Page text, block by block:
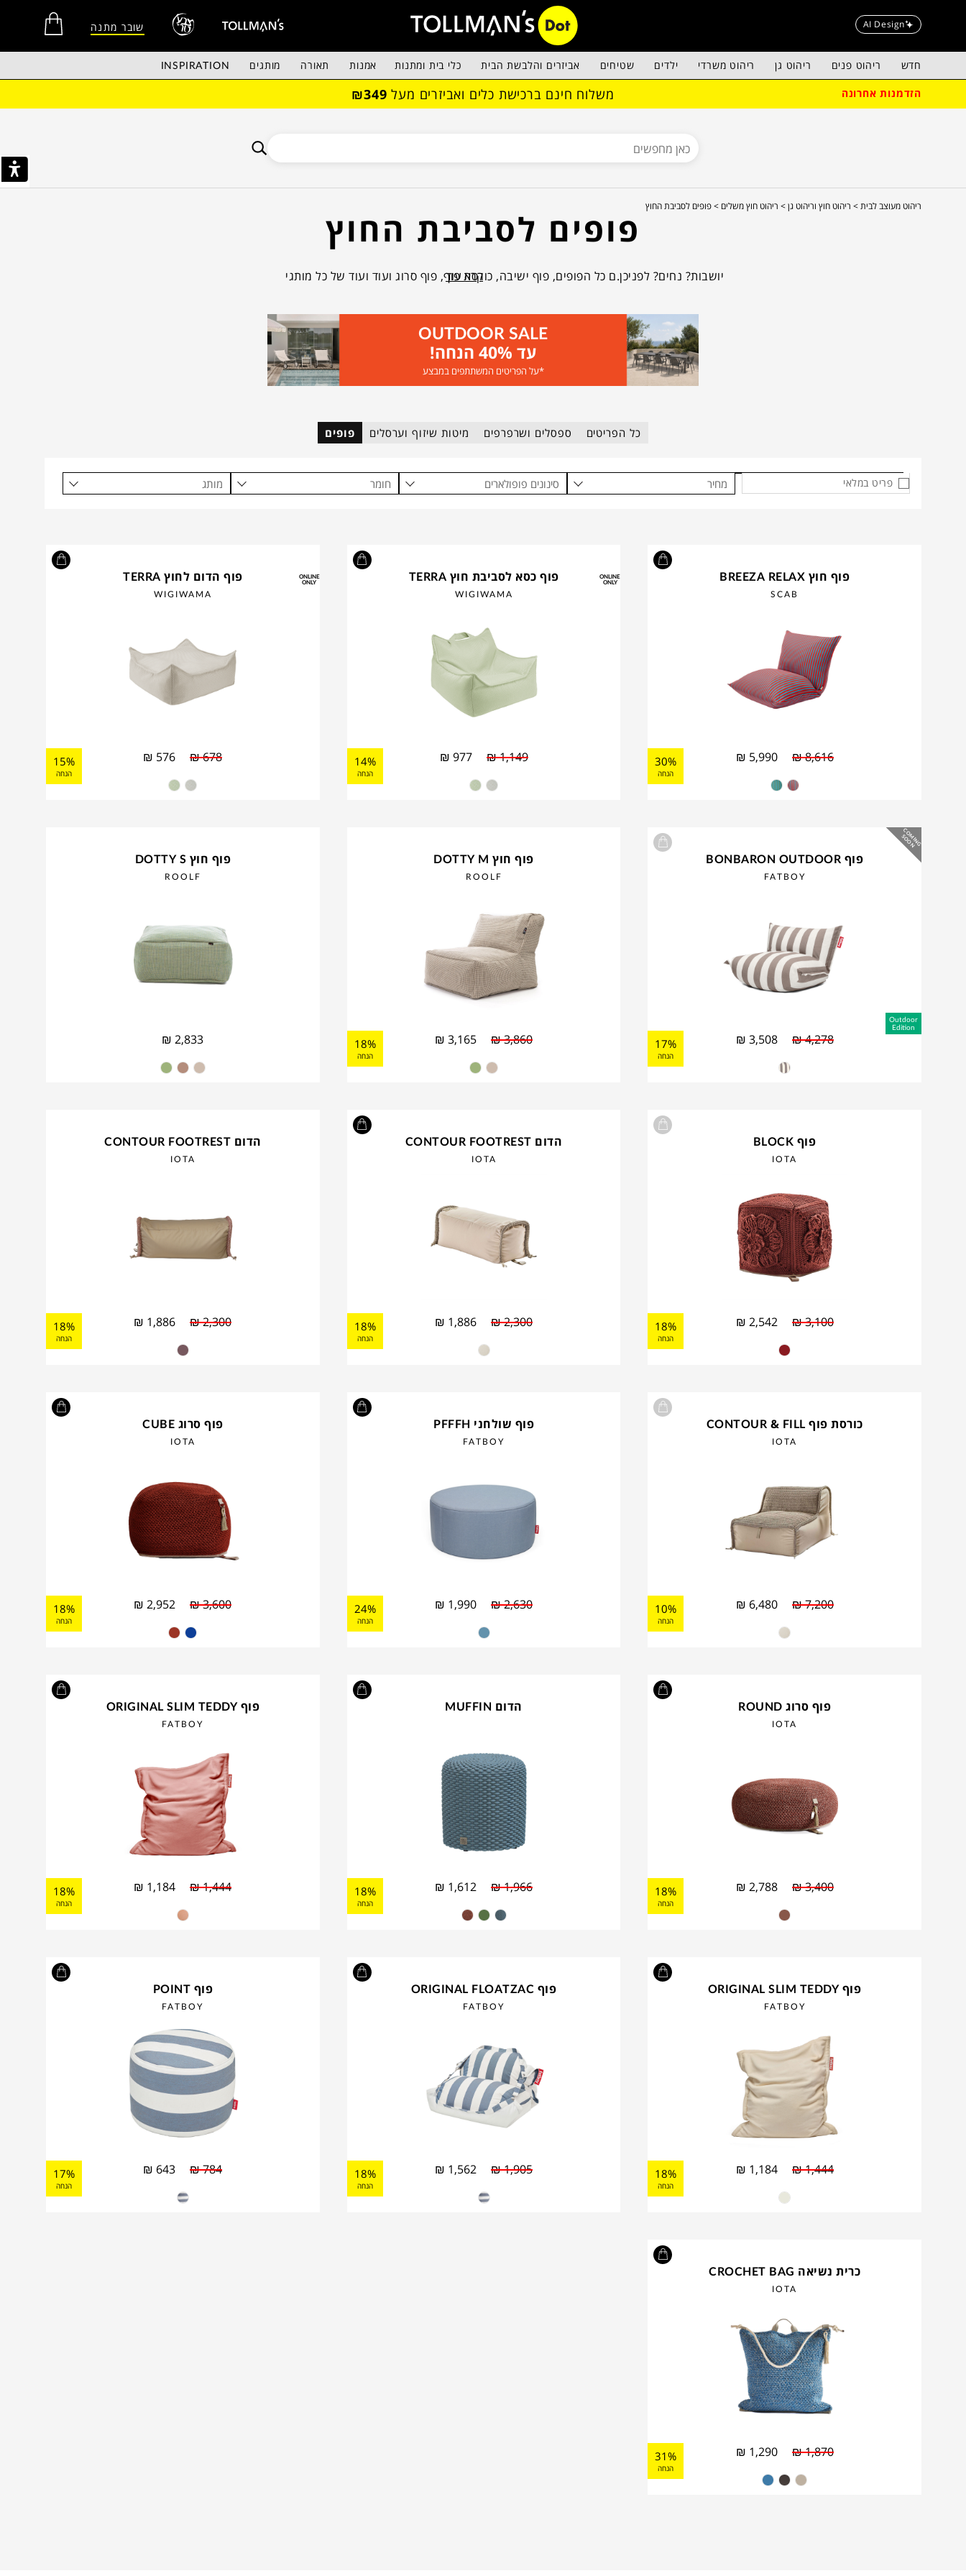
AI Design שובר מתנה
חדש ריהוט פנים ריהוט גן ריהוט משרדי ילדים שטיחים אביזרים והלבשת הבית כלי בית ומתנות אמנות תאורה מותגים INSPIRATION
הזדמנות אחרונה משלוח חינם ברכישת כלים ואביזרים מעל ₪349
ריהוט מעוצב לבית > ריהוט חוץ וריהוט גן > ריהוט חוץ משלים >פופים לסביבת החוץ
פופים לסביבת החוץ
יושבות? נחים? לפניכן.ם כל הפופים, פוף ישיבה, כורסת פוף, פוף סרוג ועוד ועוד של כל מותגי
קרא עוד
OUTDOOR SALE
עד 40% הנחה!
*על הפריטים המשתתפים במבצע
כל הפריטים ספסלים ושרפרפים מיטות שיזוף וערסלים פופים
פריט במלאי מחיר סינונים פופולארים חומר מותג
פוף חוץ BREEZA RELAX
SCAB
₪8,616
₪ 5,990
30%
הנחה
ONLINE
ONLY פוף כסא לסביבת חוץ TERRA
WIGIWAMA
₪1,149
₪ 977
14%
הנחה
ONLINE
ONLY פוף הדום לחוץ TERRA
WIGIWAMA
₪678
₪ 576
15%
הנחה
C
O
M
IN
G
S
O
O
N
פוף BONBARON OUTDOOR
FATBOY
₪4,278
₪ 3,508
Outdoor
Edition
17%
הנחה
פוף חוץ DOTTY M
ROOLF
₪3,860
₪ 3,165
18%
הנחה
פוף חוץ DOTTY S
ROOLF
₪ 2,833
פוף BLOCK
IOTA
₪3,100
₪ 2,542
18%
הנחה
הדום CONTOUR FOOTREST
IOTA
₪2,300
₪ 1,886
18%
הנחה
הדום CONTOUR FOOTREST
IOTA
₪2,300
₪ 1,886
18%
הנחה
כורסת פוף CONTOUR & FILL
IOTA
₪7,200
₪ 6,480
10%
הנחה
פוף שולחני PFFFH
FATBOY
₪2,630
₪ 1,990
24%
הנחה
פוף סרוג CUBE
IOTA
₪3,600
₪ 2,952
18%
הנחה
פוף סרוג ROUND
IOTA
₪3,400
₪ 2,788
18%
הנחה
הדום MUFFIN
₪1,966
₪ 1,612
18%
הנחה
פוף ORIGINAL SLIM TEDDY
FATBOY
₪1,444
₪ 1,184
18%
הנחה
פוף ORIGINAL SLIM TEDDY
FATBOY
₪1,444
₪ 1,184
18%
הנחה
פוף ORIGINAL FLOATZAC
FATBOY
₪1,905
₪ 1,562
18%
הנחה
פוף POINT
FATBOY
₪784
₪ 643
17%
הנחה
כרית נשיאה CROCHET BAG
IOTA
₪1,870
₪ 1,290
31%
הנחה